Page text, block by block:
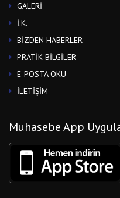
GALERİ
İ.K.
BİZDEN HABERLER
PRATİK BİLGİLER
E-POSTA OKU
İLETİŞİM
Muhasebe App